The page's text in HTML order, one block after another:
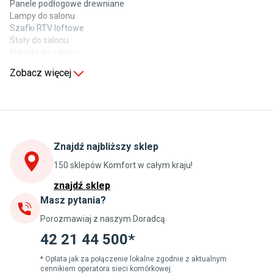
PRAKTYCZNE ROZWIĄZANIE
Stół VIGO gwarantuje maksymalny komfort użytkowania
Panele podłogowe drewniane
Lampy do salonu
Szafki RTV loftowe
Stoły do salonu
Stoły do kuchni
Szafki kuchenne wiszące (górne)
Szafki pod zlewozmywak
Blaty kuchenne laminowane
Jadalnia
Stoły do jadalni
Krzesła do jadalni
Dywany szare
Lampy w stylu loftowym
Zobacz więcej
Znajdź najbliższy sklep
150 sklepów Komfort w całym kraju!
znajdź sklep
Masz pytania?
Porozmawiaj z naszym Doradcą
42 21 44 500*
* Opłata jak za połączenie lokalne zgodnie z aktualnym
cennikiem operatora sieci komórkowej.